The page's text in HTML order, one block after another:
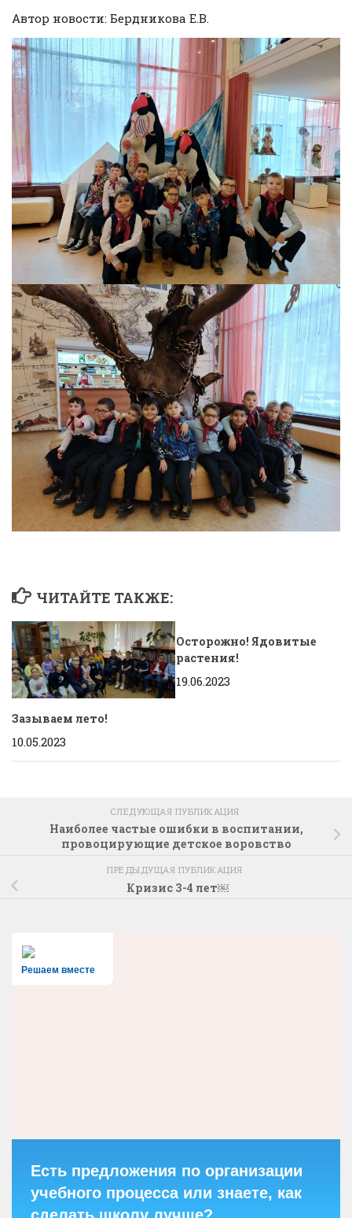
Автор новости: Бердникова Е.В.
ЧИТАЙТЕ ТАКЖЕ:
Зазываем лето!
10.05.2023
Осторожно! Ядовитые
растения!
19.06.2023
СЛЕДУЮЩАЯ ПУБЛИКАЦИЯ
Наиболее частые ошибки в воспитании,
провоцирующие детское воровство
ПРЕДЫДУЩАЯ ПУБЛИКАЦИЯ
Кризис 3-4 лет￼
Решаем вместе
Есть предложения по организации
учебного процесса или знаете, как